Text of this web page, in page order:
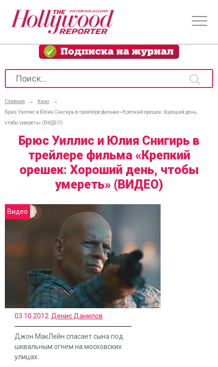
Главная → Кино
→
Брюс Уиллис и Юлия Снигирь в трейлере фильма «Крепкий орешек: Хороший день,
чтобы умереть» (ВИДЕО)
Брюс Уиллис и Юлия Снигирь в
трейлере фильма «Крепкий
орешек: Хороший день, чтобы
умереть» (ВИДЕО)
Видео
03.10.2012 Денис Данилов
Джон МакЛейн спасает сына под
шквальным огнем на московских
улицах.